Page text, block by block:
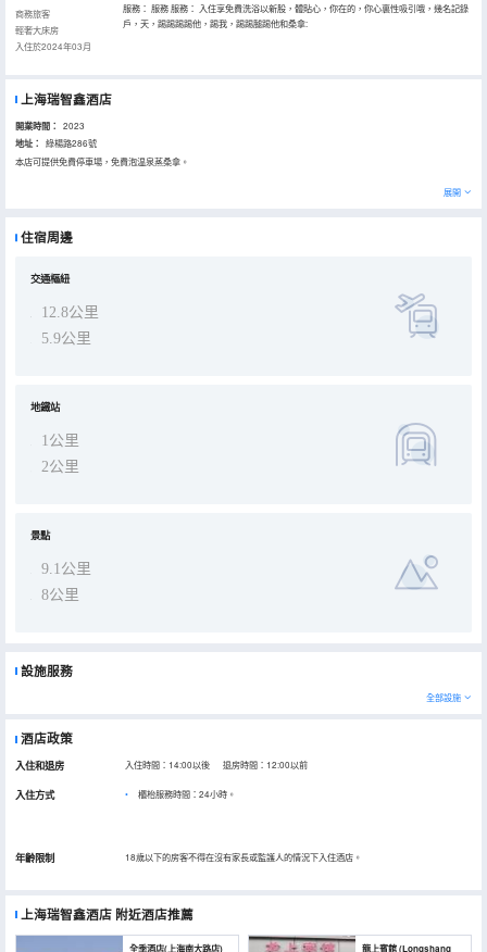
商務旅客
輕奢大床房
入住於2024年03月
服務： 服務 服務： 入住享免費洗浴以新股，體貼心，你在的，你心裏性吸引哦，幾名記錄
戶，天，踢踢踢踢他，踢我，踢踢腿踢他和桑拿:
上海瑞智鑫酒店
開業時間： 2023
地址：
綠楊路286號
本店可提供免費停車場，免費泡温泉蒸桑拿。
展開
住宿周邊
交通樞紐
12.8公里
5.9公里
地鐵站
1公里
2公里
景點
9.1公里
8公里
設施服務
全部設施
酒店政策
入住和退房 入住時間：14:00以後 退房時間：12:00以前
入住方式 櫃枱服務時間：24小時。
年齡限制 18歲以下的房客不得在沒有家長或監護人的情況下入住酒店。
上海瑞智鑫酒店 附近酒店推薦
全季酒店(上海南大路店) 龍上賓館 (Longshang